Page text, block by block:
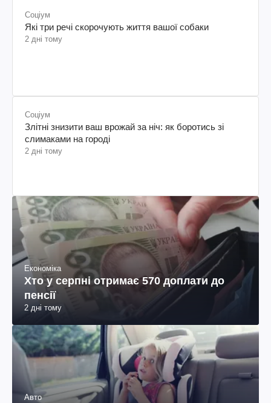
Соціум
Які три речі скорочують життя вашої собаки
2 дні тому
Соціум
Злітні знизити ваш врожай за ніч: як боротись зі
слимаками на городі
2 дні тому
Економіка
Хто у серпні отримає 570 доплати до
пенсії
2 дні тому
Авто